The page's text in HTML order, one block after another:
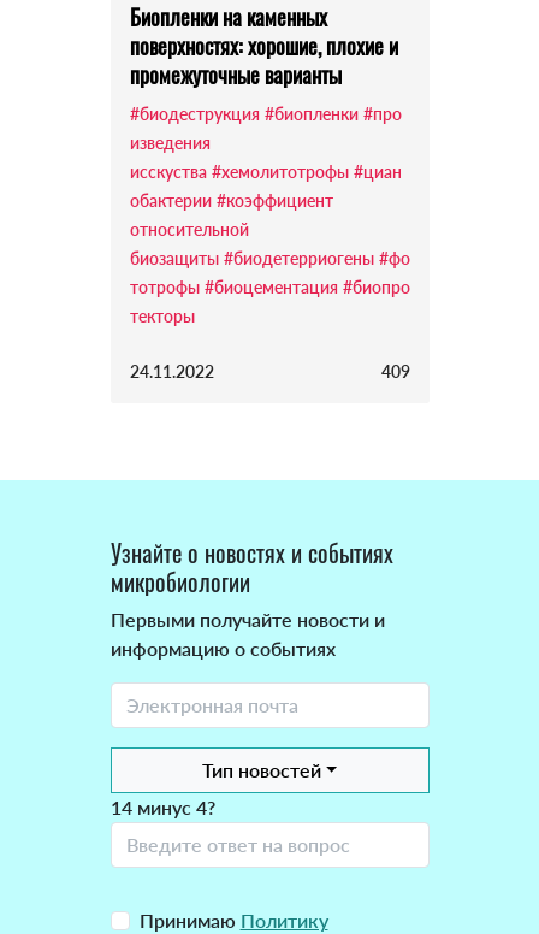
Биопленки на каменных
поверхностях: хорошие, плохие и
промежуточные варианты
#биодеструкция #биопленки #про
изведения
исскуства #хемолитотрофы #циан
обактерии #коэффициент
относительной
биозащиты #биодетерриогены #фо
тотрофы #биоцементация #биопро
текторы
24.11.2022 409
Узнайте о новостях и событиях
микробиологии
Первыми получайте новости и
информацию о событиях
Тип новостей
14 минус 4?
Принимаю Политику